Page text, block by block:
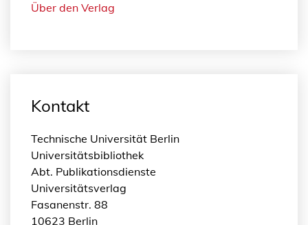
Über den Verlag
Kontakt
Technische Universität Berlin
Universitätsbibliothek
Abt. Publikationsdienste
Universitätsverlag
Fasanenstr. 88
10623 Berlin